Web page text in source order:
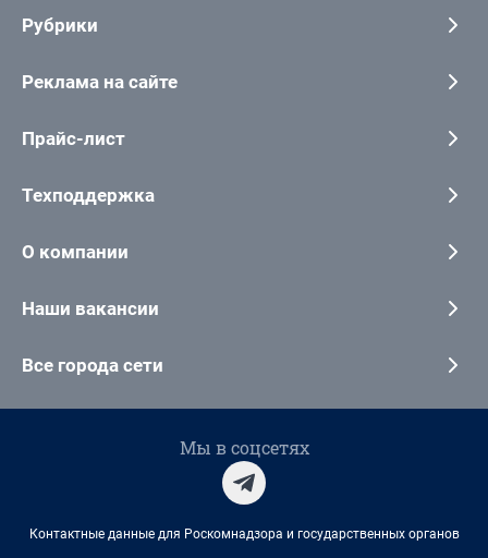
Рубрики
Реклама на сайте
Прайс-лист
Техподдержка
О компании
Наши вакансии
Все города сети
Мы в соцсетях
Контактные данные для Роскомнадзора и государственных органов